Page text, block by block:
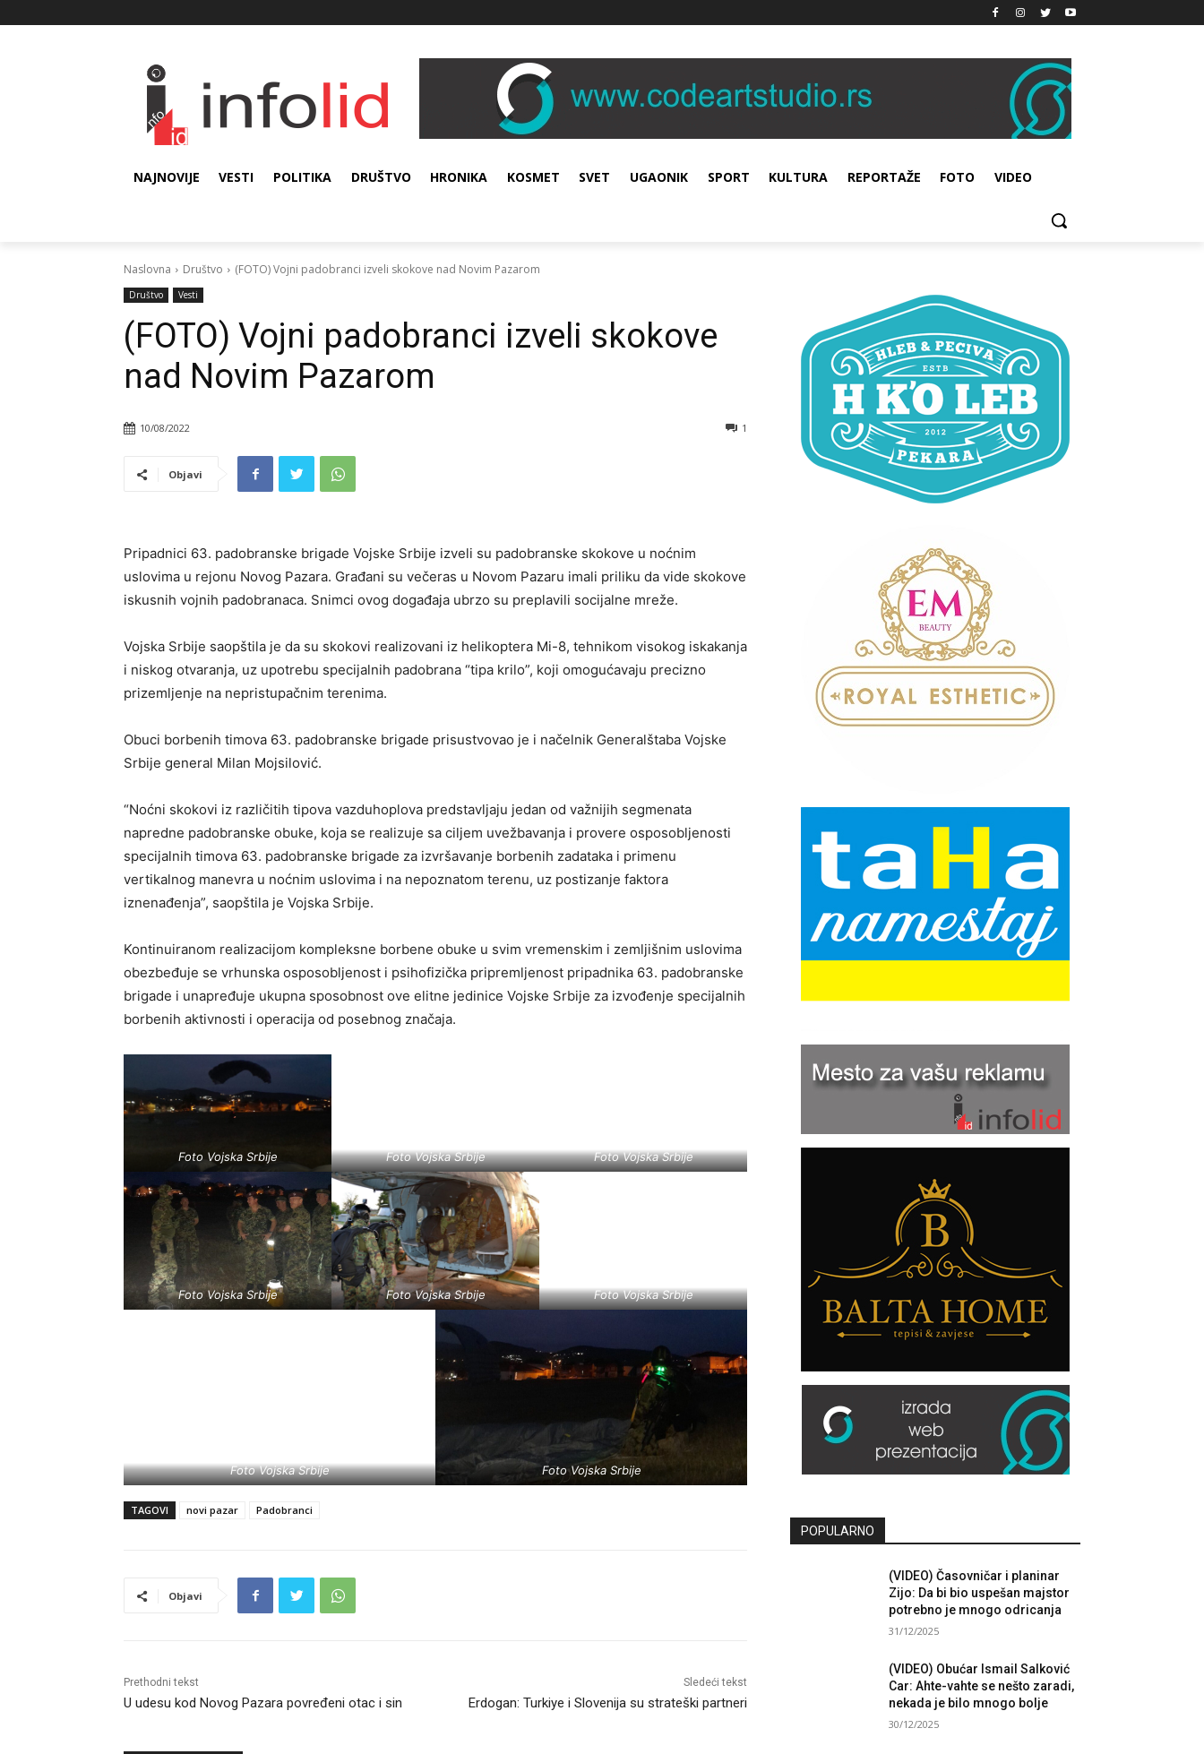
NAJNOVIJE VESTI POLITIKA DRUŠTVO HRONIKA KOSMET SVET UGAONIK SPORT KULTURA REPORTAŽE FOTO VIDEO
Naslovna Društvo (FOTO) Vojni padobranci izveli skokove nad Novim Pazarom
Društvo Vesti
(FOTO) Vojni padobranci izveli skokove
nad Novim Pazarom
10/08/2022 1
Objavi
Pripadnici 63. padobranske brigade Vojske Srbije izveli su padobranske skokove u noćnim
uslovima u rejonu Novog Pazara. Građani su večeras u Novom Pazaru imali priliku da vide skokove
iskusnih vojnih padobranaca. Snimci ovog događaja ubrzo su preplavili socijalne mreže.
Vojska Srbije saopštila je da su skokovi realizovani iz helikoptera Mi-8, tehnikom visokog iskakanja
i niskog otvaranja, uz upotrebu specijalnih padobrana “tipa krilo”, koji omogućavaju precizno
prizemljenje na nepristupačnim terenima.
Obuci borbenih timova 63. padobranske brigade prisustvovao je i načelnik Generalštaba Vojske
Srbije general Milan Mojsilović.
“Noćni skokovi iz različitih tipova vazduhoplova predstavljaju jedan od važnijih segmenata
napredne padobranske obuke, koja se realizuje sa ciljem uvežbavanja i provere osposobljenosti
specijalnih timova 63. padobranske brigade za izvršavanje borbenih zadataka i primenu
vertikalnog manevra u noćnim uslovima i na nepoznatom terenu, uz postizanje faktora
iznenađenja”, saopštila je Vojska Srbije.
Kontinuiranom realizacijom kompleksne borbene obuke u svim vremenskim i zemljišnim uslovima
obezbeđuje se vrhunska osposobljenost i psihofizička pripremljenost pripadnika 63. padobranske
brigade i unapređuje ukupna sposobnost ove elitne jedinice Vojske Srbije za izvođenje specijalnih
borbenih aktivnosti i operacija od posebnog značaja.
Foto Vojska Srbije Foto Vojska Srbije Foto Vojska Srbije
Foto Vojska Srbije Foto Vojska Srbije Foto Vojska Srbije
Foto Vojska Srbije Foto Vojska Srbije
TAGOVI novi pazar Padobranci
Objavi
Prethodni tekst
U udesu kod Novog Pazara povređeni otac i sin
Sledeći tekst
Erdogan: Turkiye i Slovenija su strateški partneri
POPULARNO
(VIDEO) Časovničar i planinar
Zijo: Da bi bio uspešan majstor
potrebno je mnogo odricanja
31/12/2025
(VIDEO) Obućar Ismail Salković
Car: Ahte-vahte se nešto zaradi,
nekada je bilo mnogo bolje
30/12/2025